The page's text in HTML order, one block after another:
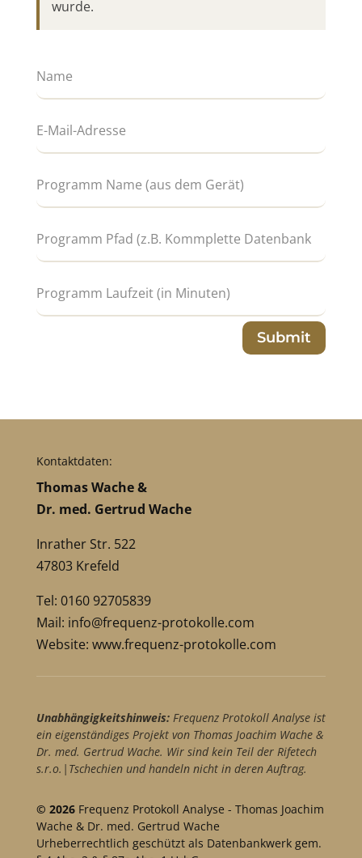
wurde.
Submit
Kontaktdaten:
Thomas Wache &
Dr. med. Gertrud Wache
Inrather Str. 522
47803 Krefeld
Tel: 0160 92705839
Mail: info@frequenz-protokolle.com
Website: www.frequenz-protokolle.com
Unabhängigkeitshinweis:Frequenz Protokoll Analyse ist
ein eigenständiges Projekt von Thomas Joachim Wache &
Dr. med. Gertrud Wache. Wir sind kein Teil der Rifetech
s.r.o.|Tschechien und handeln nicht in deren Auftrag.
© 2026 Frequenz Protokoll Analyse - Thomas Joachim
Wache & Dr. med. Gertrud Wache
Urheberrechtlich geschützt als Datenbankwerk gem.